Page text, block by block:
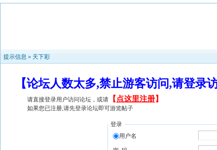
提示信息 » 天下彩
【论坛人数太多,禁止游客访问,请登
请直接登录用户访问论坛，或请 【 点这里注册】
如果您已注册,请先登录论坛即可游览帖子
登录
用户名